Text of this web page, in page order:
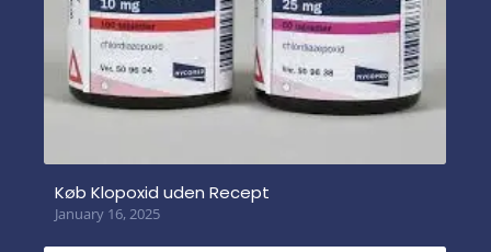
Køb Klopoxid uden Recept
January 16, 2025